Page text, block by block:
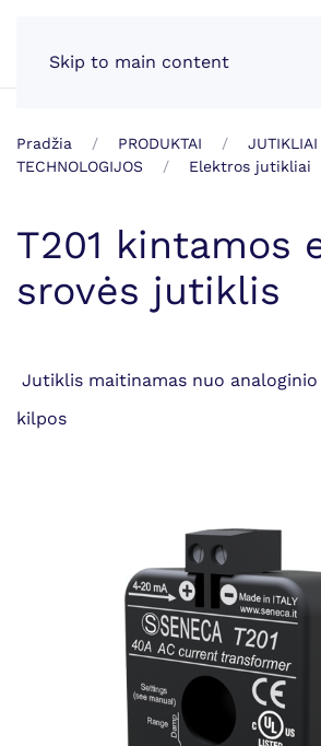
Skip to main content
Pradžia PRODUKTAI
JUTIKLIAI
TECHNOLOGIJOS
Elektros jutikliai
T201 kintamos
srovės jutiklis
Jutiklis maitinamas nuo analoginio
kilpos